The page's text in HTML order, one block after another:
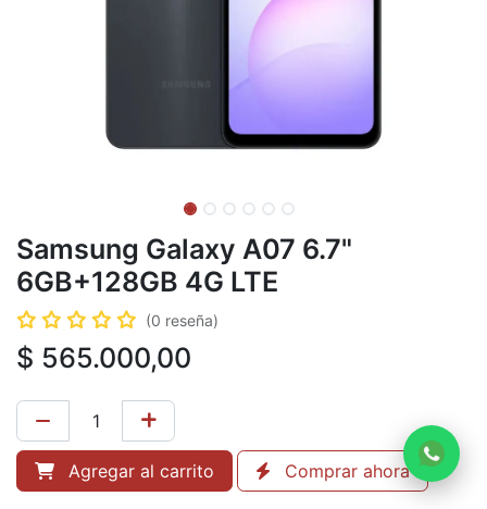
Samsung Galaxy A07 6.7"
6GB+128GB 4G LTE
(0 reseña)
$ 565.000,00
Agregar al carrito Comprar ahora